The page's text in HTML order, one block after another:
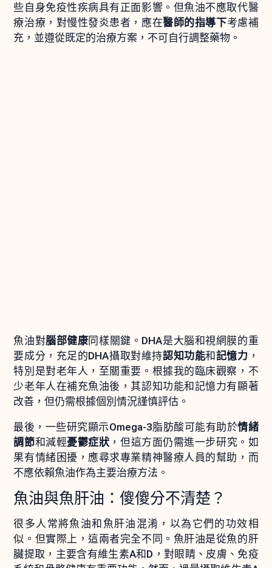
些自身免疫性疾病具有正面影響。但魚油不應取代醫
療治療，對慢性發炎患者，應在醫師的指導下考慮補
充，並遵從既定的治療方案，不可自行調整藥物。
魚油對腦部健康同樣關鍵。DHA是大腦和視網膜的重
要成分，充足的DHA攝取對維持認知功能和記憶力 ，
特別是對老年人，至關重要。根據我的臨床觀察，不
少老年人在補充魚油後，其認知功能和記憶力有顯著
改善，但仍需根據個別情況謹慎評估。
最後，一些研究顯示Omega-3脂肪酸可能有助於情緒
調節和減輕憂鬱症狀 ，但這方面仍需進一步研究。如
果有情緒困擾，應尋求專業精神醫療人員的幫助，而
不應依賴魚油作為主要治療方法。
魚油與魚肝油：傻傻分不清楚？
很多人常將魚油和魚肝油混淆，以為它們的功效相
似。但實際上，這兩者完全不同。魚肝油是從魚的肝
臟提取，主要含有維生素A和D，對眼睛、皮膚、免疫